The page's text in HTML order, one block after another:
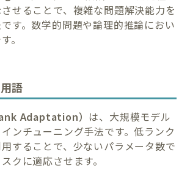
せることで、複雑な問題解決能力を
す。数学的問題や論理的推論におい
。
語
Adaptation） は、大規模モデル
ンチューニング手法です。低ランク
することで、少ないパラメータ数で
クに適応させます。